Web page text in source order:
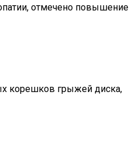
отмечено повышение
корешков грыжей диска,